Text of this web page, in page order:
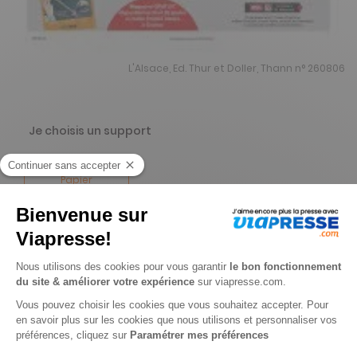
L'Alsace, Ed. Thur et Doller, Thann n° 260806
Je choisis un support
Papier
-15%
Abonnement 1 an
310 n° • Papier + Web
69 Tarif Kiosque :496€10